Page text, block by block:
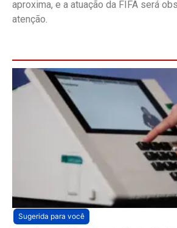
aproxima, e a atuação da FIFA será
atenção.
Sugerida para você